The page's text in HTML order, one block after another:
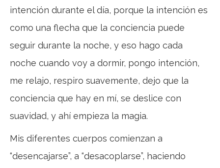
intención durante el día, porque la intención es
como una flecha que la conciencia puede
seguir durante la noche, y eso hago cada
noche cuando voy a dormir, pongo intención,
me relajo, respiro suavemente, dejo que la
conciencia que hay en mí, se deslice con
suavidad, y ahí empieza la magia.
Mis diferentes cuerpos comienzan a
“desencajarse”, a “desacoplarse”, haciendo